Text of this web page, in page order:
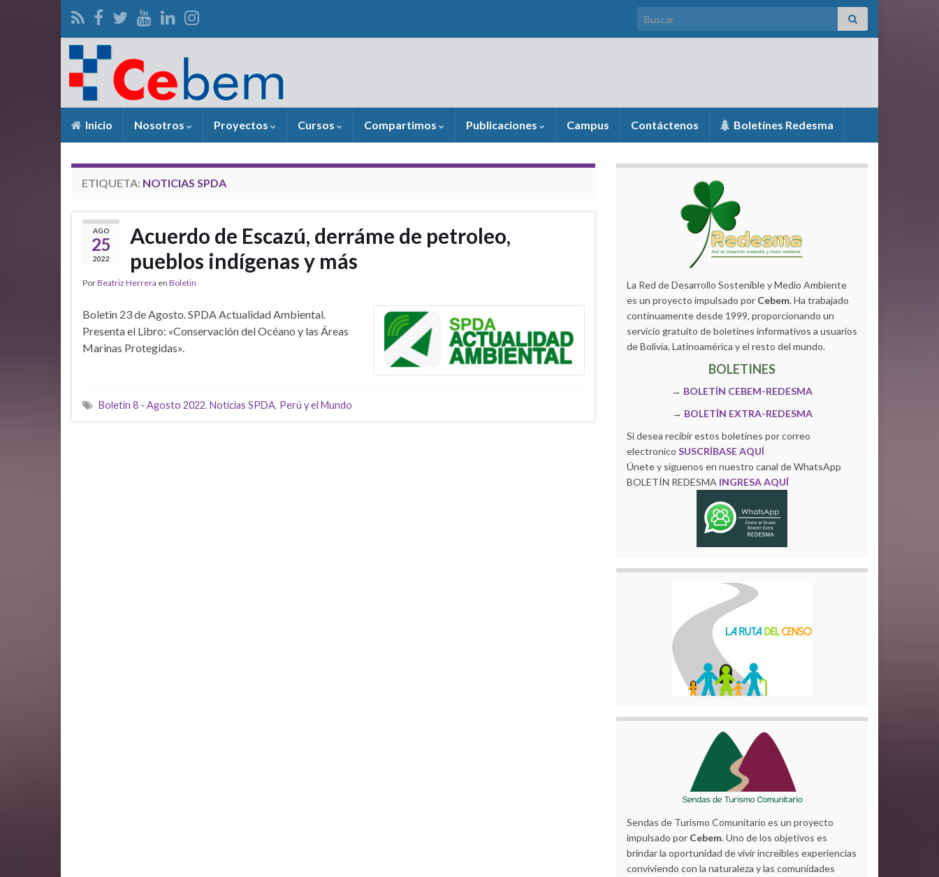
Search for:
Inicio Nosotros Proyectos Cursos Compartimos Publicaciones Campus Contáctenos Boletínes Redesma
ETIQUETA: NOTICIAS SPDA
AGO
25
2022
Acuerdo de Escazú, derráme de petroleo,
pueblos indígenas y más
PorBeatriz Herrera en Boletin
Boletin 23 de Agosto. SPDA Actualidad Ambiental.
Presenta el Libro: «Conservación del Océano y las Áreas
Marinas Protegidas».
Boletín 8 - Agosto 2022, Noticias SPDA, Perú y el Mundo
La Red de Desarrollo Sostenible y Medio Ambiente
es un proyecto impulsado por Cebem. Ha trabajado
continuamente desde 1999, proporcionando un
servicio gratuito de boletines informativos a usuarios
de Bolivia, Latinoamérica y el resto del mundo.
BOLETINES
→ BOLETÍN CEBEM-REDESMA
→ BOLETÍN EXTRA-REDESMA
Si desea recibir estos boletines por correo
electronico SUSCRÍBASE AQUÍ
Únete y siguenos en nuestro canal de WhatsApp
BOLETÍN REDESMA INGRESA AQUÍ
Sendas de Turismo Comunitario es un proyecto
impulsado por Cebem. Uno de los objetivos es
brindar la oportunidad de vivir increíbles experiencias
conviviendo con la naturaleza y las comunidades